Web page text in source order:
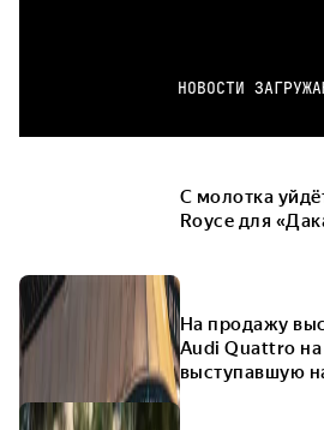
НОВОСТИ
С молотка
Royce для
На продажу
Audi Quattro на
выступавшую